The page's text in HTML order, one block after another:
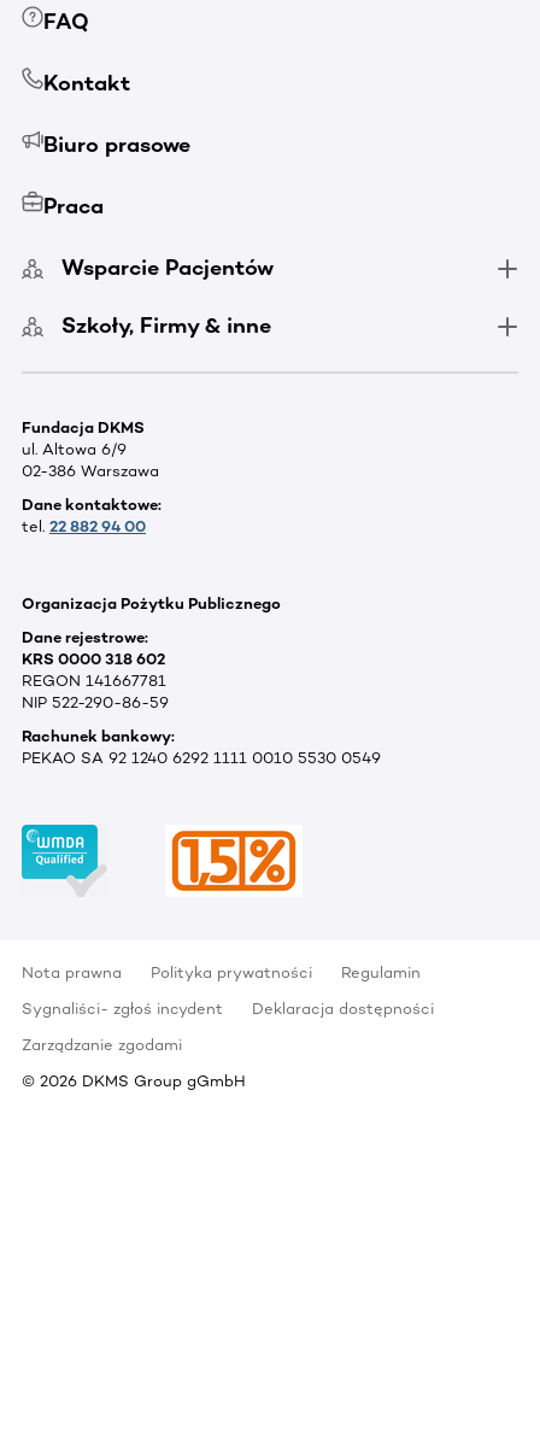
FAQ
Kontakt
Biuro prasowe
Praca
Wsparcie Pacjentów
Szkoły, Firmy & inne
Fundacja DKMS
ul. Altowa 6/9
02-386 Warszawa
Dane kontaktowe:
tel. 22 882 94 00
Organizacja Pożytku Publicznego
Dane rejestrowe:
KRS 0000 318 602
REGON 141667781
NIP 522-290-86-59
Rachunek bankowy:
PEKAO SA 92 1240 6292 1111 0010 5530 0549
Nota prawna Polityka prywatności
Regulamin
Sygnaliści- zgłoś incydent
Deklaracja dostępności
Zarządzanie zgodami
© 2026 DKMS Group gGmbH